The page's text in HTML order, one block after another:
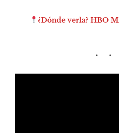
¿Dónde verla? HBO